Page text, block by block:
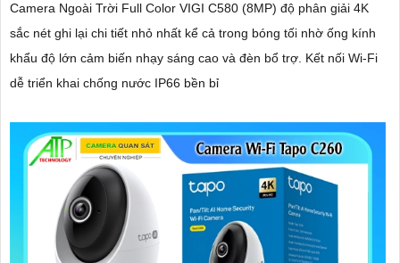
Camera Ngoài Trời Full Color VIGI C580 (8MP) độ phân giải 4K
sắc nét ghi lại chi tiết nhỏ nhất kể cả trong bóng tối nhờ ống kính
khẩu độ lớn cảm biến nhạy sáng cao và đèn bổ trợ. Kết nối Wi-Fi
dễ triển khai chống nước IP66 bền bỉ